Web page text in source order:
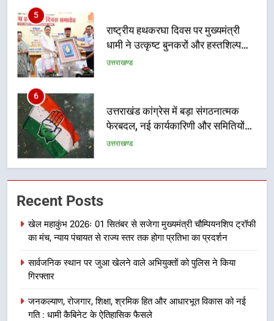
5
राष्ट्रीय हथकरघा दिवस पर मुख्यमंत्री
धामी ने उत्कृष्ट बुनकरों और हस्तशिल्प
कारीगरों को किया सम्मानित
6
उत्तराखंड कांग्रेस में बड़ा संगठनात्मक
फेरबदल, नई कार्यकारिणी और समितियों
का गठन
7
मुख्यमंत्री धामी बोले- युवाओं को रोजगार
भर्ती
उत्तराखण्ड
दिल्ली-देहरादून आर्थिक कॉरिडोर से जुड़ी
का डीएम ने किया निरीक्षण; समयबद्ध एवं
गुणवत्तापूर्ण निर्माण सुनिश्चित करने के
उत्तराखण्ड
Recent Posts
खेल महाकुंभ 2026ः 01 सितंबर से सजेगा मुख्यमंत्री चौम्पियनशिप ट्रॉफी
का मंच, न्याय पंचायत से राज्य स्तर तक होगा प्रतिभा का प्रदर्शन
सार्वजनिक स्थान पर जुआ खेलने वाले अभियुक्तों को पुलिस ने किया
गिरफ्तार
जनकल्याण, रोजगार, शिक्षा, श्रमिक हित और आधारभूत विकास को नई
गति : धामी कैबिनेट के ऐतिहासिक फैसले